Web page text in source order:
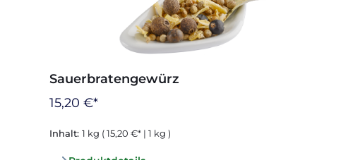
Sauerbratengewürz
15,20 €*
Inhalt: 1 kg ( 15,20 €* | 1 kg )